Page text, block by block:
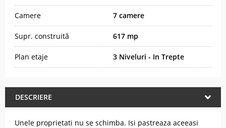
Camere 7 camere
Supr. construită 617 mp
Plan etaje 3 Niveluri - In Trepte
DESCRIERE
Unele proprietati nu se schimba. Isi pastreaza aceeasi